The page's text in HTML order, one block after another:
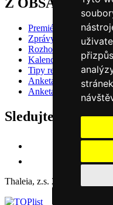
Premiéry
Zprávy
Rozhovory
Kalendář premiér
Tipy redakce
Anketa 2024/25 -
Anketa 2024/25 -
Sledujte nás také
Thaleia, z.s. 2003-2026 |